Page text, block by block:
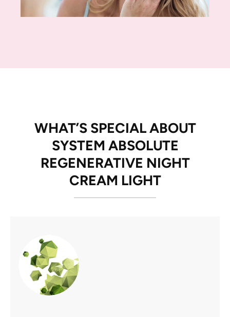
WHAT’S SPECIAL ABOUT
SYSTEM ABSOLUTE
REGENERATIVE NIGHT
CREAM LIGHT